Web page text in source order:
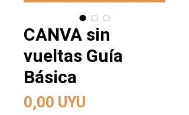
CANVA sin
vueltas Guía
Básica
0,00 UYU